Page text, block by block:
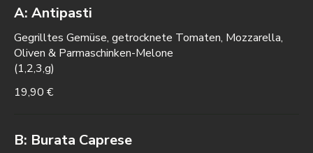
A: Antipasti
Gegrilltes Gemüse, getrocknete Tomaten, Mozzarella,
Oliven & Parmaschinken-Melone
(1,2,3,g)
19,90 €
B: Burata Caprese